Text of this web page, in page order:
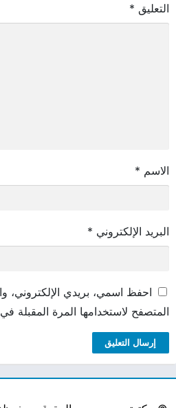
التعليق *
الاسم *
البريد الإلكتروني *
احفظ اسمي، بريدي الإلكتروني،
المتصفح لاستخدامها المرة المقبلة